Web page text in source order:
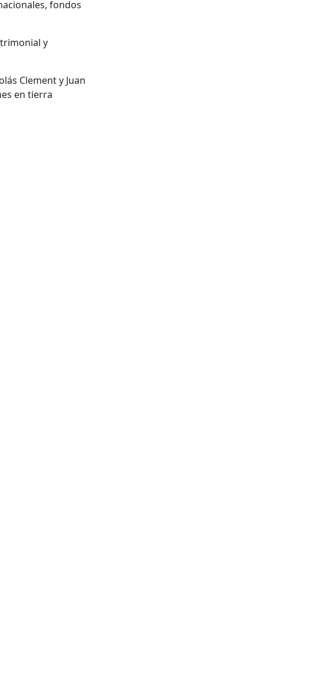
fondos
y
Clement y Juan
en tierra